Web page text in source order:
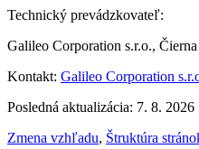
Technický prevádzkovateľ:
Galileo Corporation s.r.o.,
Kontakt: Galileo Corporation
Posledná aktualizácia: 7. 8. 2026
Zmena vzhľadu, Štruktúra